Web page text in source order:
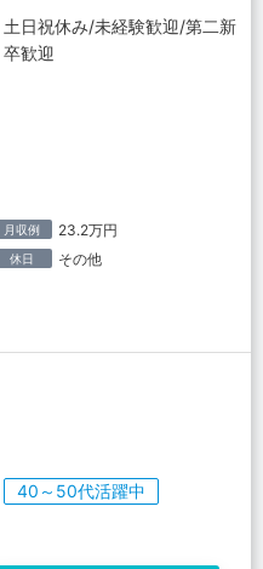
土日祝休み/未経験歓迎/第二新
卒歓迎
月収例 23.2万円
休日 その他
40～50代活躍中